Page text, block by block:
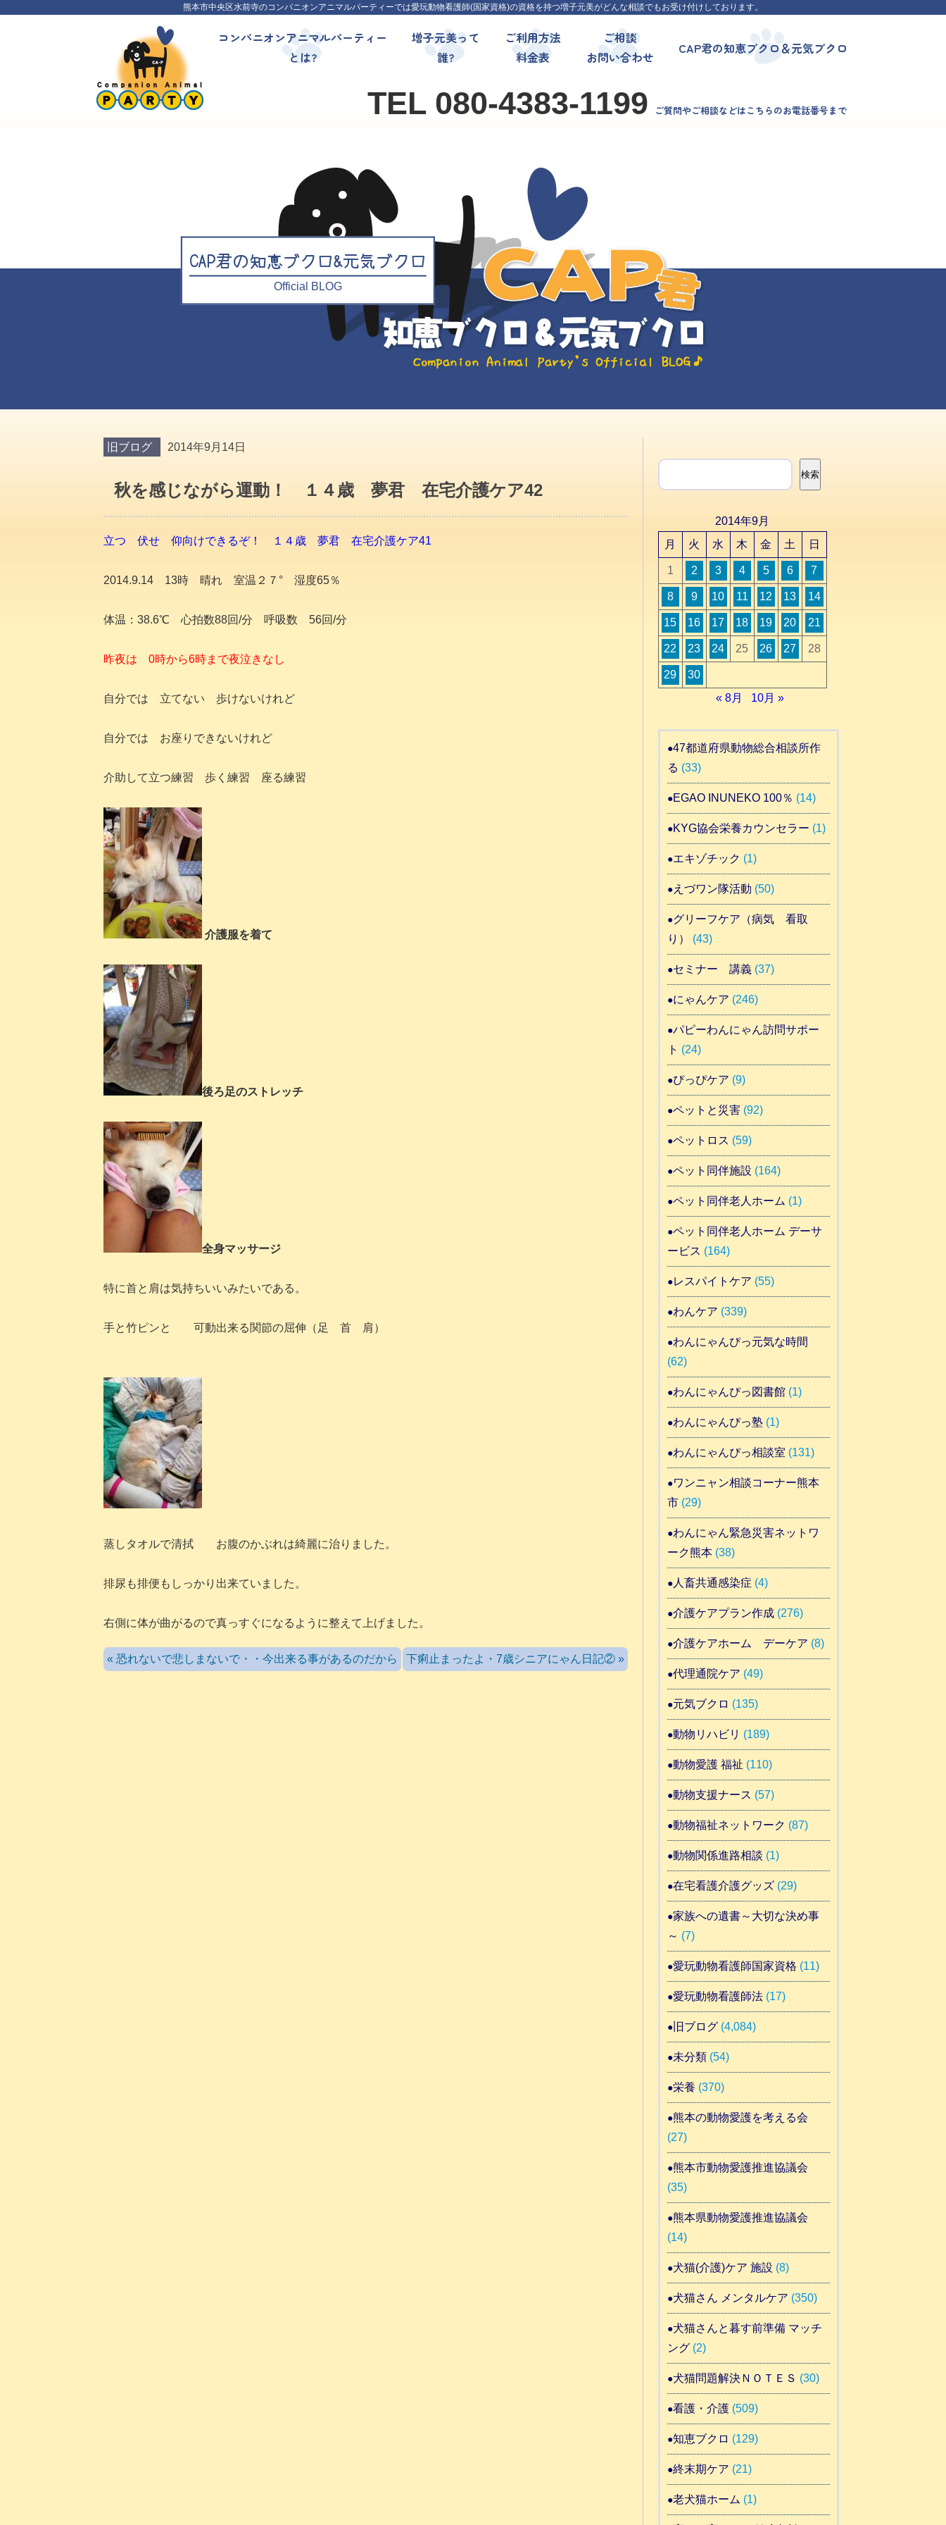
熊本市中央区水前寺のコンパニオンアニマルパーティーでは愛玩動物看護師(国家資格)の資格を持つ増子元美がどんな相談でもお受け付けしております。
コンパニオンアニマルパーティー
とは?
増子元美って
誰?
ご利用方法
料金表
ご相談
お問い合わせ
CAP君の知恵ブクロ＆元気ブクロ
TEL 080-4383-1199 ご質問やご相談などはこちらのお電話番号まで
CAP君の知恵ブクロ&元気ブクロ
Official BLOG
旧ブログ 2014年9月14日
秋を感じながら運動！ １４歳 夢君 在宅介護ケア42
立つ 伏せ 仰向けできるぞ！ １４歳 夢君 在宅介護ケア41
2014.9.14 13時 晴れ 室温２７° 湿度65％
体温：38.6℃ 心拍数88回/分 呼吸数 56回/分
昨夜は 0時から6時まで夜泣きなし
自分では 立てない 歩けないけれど
自分では お座りできないけれど
介助して立つ練習 歩く練習 座る練習
介護服を着て
後ろ足のストレッチ
全身マッサージ
特に首と肩は気持ちいいみたいである。
手と竹ピンと 可動出来る関節の屈伸（足 首 肩）
蒸しタオルで清拭 お腹のかぶれは綺麗に治りました。
排尿も排便もしっかり出来ていました。
右側に体が曲がるので真っすぐになるように整えて上げました。
« 恐れないで悲しまないで・・今出来る事があるのだから 下痢止まったよ・7歳シニアにゃん日記② »
検索
検索
2014年9月
月
火 水 木 金 土 日
1 2 3 4 5 6 7
8 9 10 11 12 13 14
15 16 17 18 19 20 21
22 23 24 25 26 27 28
29
30
« 8月
10月 »
47都道府県動物総合相談所作
る (33)
EGAO INUNEKO 100％ (14)
KYG協会栄養カウンセラー (1)
エキゾチック (1)
えづワン隊活動 (50)
グリーフケア（病気 看取
り）
(43)
セミナー 講義(37)
にゃんケア (246)
パピーわんにゃん訪問サポー
ト (24)
ぴっぴケア (9)
ペットと災害(92)
ペットロス (59)
ペット同伴施設 (164)
ペット同伴老人ホーム (1)
ペット同伴老人ホーム デーサ
ービス (164)
レスパイトケア (55)
わんケア (339)
わんにゃんぴっ元気な時間
(62)
わんにゃんぴっ図書館(1)
わんにゃんぴっ塾(1)
わんにゃんぴっ相談室 (131)
ワンニャン相談コーナー熊本
市(29)
わんにゃん緊急災害ネットワ
ーク熊本(38)
人畜共通感染症 (4)
介護ケアプラン作成(276)
介護ケアホーム デーケア (8)
代理通院ケア (49)
元気ブクロ (135)
動物リハビリ (189)
動物愛護 福祉 (110)
動物支援ナース (57)
動物福祉ネットワーク (87)
動物関係進路相談 (1)
在宅看護介護グッズ(29)
家族への遺書～大切な決め事
～ (7)
愛玩動物看護師国家資格 (11)
愛玩動物看護師法(17)
旧ブログ(4,084)
未分類(54)
栄養 (370)
熊本の動物愛護を考える会
(27)
熊本市動物愛護推進協議会
(35)
熊本県動物愛護推進協議会
(14)
犬猫(介護)ケア 施設 (8)
犬猫さん メンタルケア (350)
犬猫さんと暮す前準備 マッチ
ング(2)
犬猫問題解決ＮＯＴＥＳ (30)
看護・介護(509)
知恵ブクロ (129)
終末期ケア (21)
老犬猫ホーム (1)